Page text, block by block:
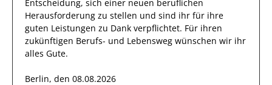
Entscheidung, sich einer neuen beruflichen
Herausforderung zu stellen und sind ihr für ihre
guten Leistungen zu Dank verpflichtet. Für ihren
zukünftigen Berufs- und Lebensweg wünschen wir ihr
alles Gute.
Berlin, den 08.08.2026